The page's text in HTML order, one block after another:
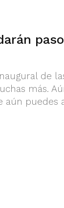
de
más.
aún puedes